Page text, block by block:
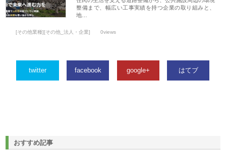
整備まで、幅広い工事実績を持つ企業の取り組みと、
地…
[その他業種][その他_法人・企業] 0views
twitter facebook google+ はてブ
おすすめ記事